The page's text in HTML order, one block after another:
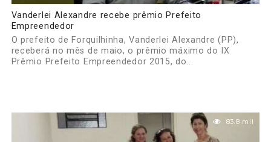
Vanderlei Alexandre recebe prêmio Prefeito
Empreendedor
O prefeito de Forquilhinha, Vanderlei Alexandre (PP),
receberá no mês de maio, o prêmio máximo do IX
Prêmio Prefeito Empreendedor 2015, do...
83.8 mil